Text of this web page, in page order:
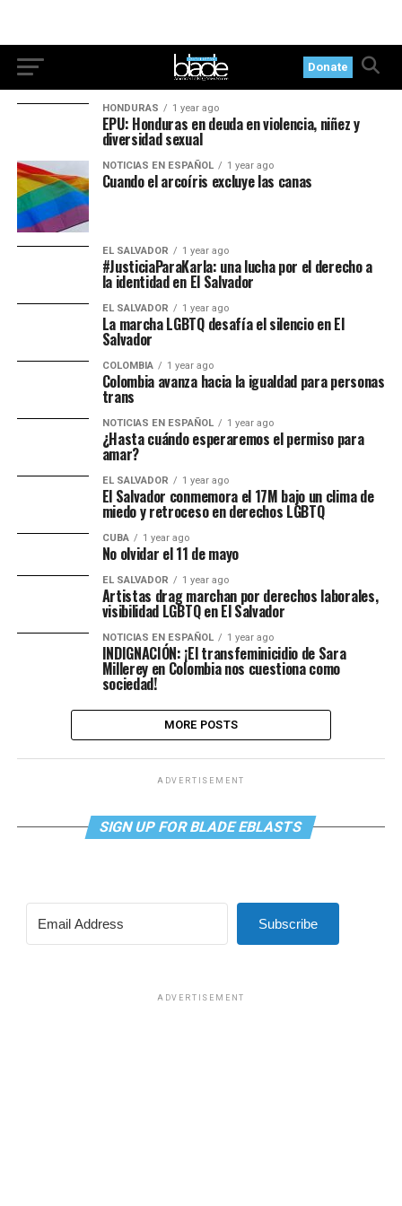
Donate
HONDURAS 1 year ago
EPU: Honduras en deuda en violencia, niñez y
diversidad sexual
NOTICIAS EN ESPAÑOL 1 year ago
Cuando el arcoíris excluye las canas
EL SALVADOR 1 year ago
#JusticiaParaKarla: una lucha por el derecho a
la identidad en El Salvador
EL SALVADOR 1 year ago
La marcha LGBTQ desafía el silencio en El
Salvador
COLOMBIA 1 year ago
Colombia avanza hacia la igualdad para personas
trans
NOTICIAS EN ESPAÑOL 1 year ago
¿Hasta cuándo esperaremos el permiso para
amar?
EL SALVADOR 1 year ago
El Salvador conmemora el 17M bajo un clima de
miedo y retroceso en derechos LGBTQ
CUBA 1 year ago
No olvidar el 11 de mayo
EL SALVADOR 1 year ago
Artistas drag marchan por derechos laborales,
visibilidad LGBTQ en El Salvador
NOTICIAS EN ESPAÑOL 1 year ago
INDIGNACIÓN: ¡El transfeminicidio de Sara
Millerey en Colombia nos cuestiona como
sociedad!
MORE POSTS
ADVERTISEMENT
SIGN UP FOR BLADE EBLASTS
Subscribe
ADVERTISEMENT